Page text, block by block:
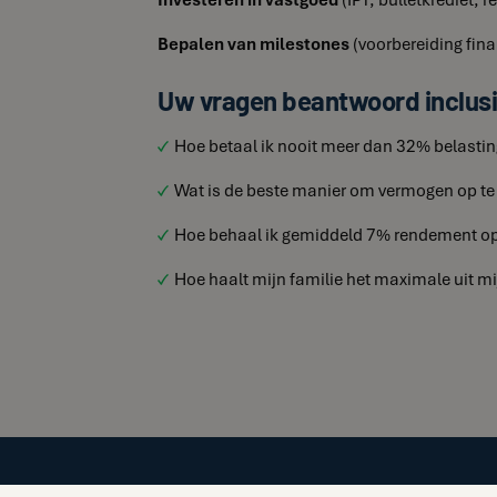
Bepalen van milestones (voorbereiding
Uw vragen beantwoord
Hoe betaal ik nooit meer dan 32%
Wat is de beste manier om vermogen op
Hoe behaal ik gemiddeld 7% rendement
Hoe haalt mijn familie het maximale uit